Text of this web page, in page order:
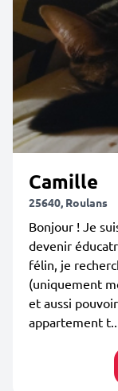
Camille
25640, Roulans
Bonjour ! Je
devenir
félin, je
(uniquement
et aussi
appartement